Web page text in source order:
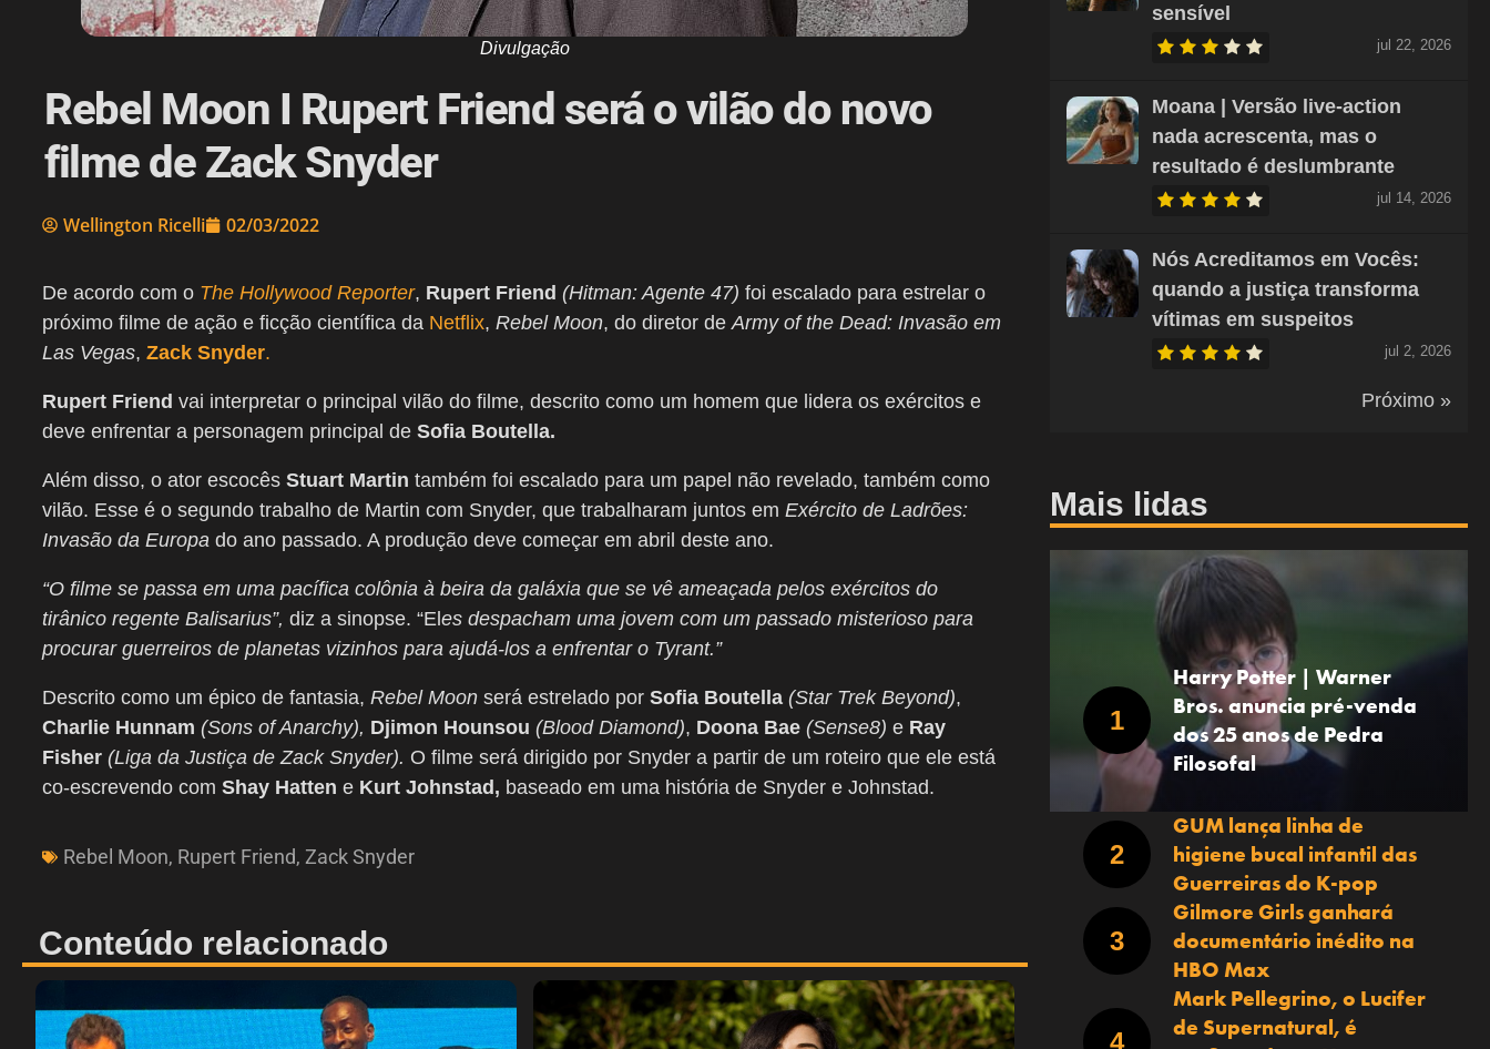
Divulgação
Rebel Moon I Rupert Friend será o vilão do novo
filme de Zack Snyder
Wellington Ricelli 02/03/2022
De acordo com o The Hollywood Reporter, Rupert Friend (Hitman: Agente 47) foi escalado para estrelar o
próximo filme de ação e ficção científica da Netflix, Rebel Moon, do diretor deArmy of the Dead: Invasão em
Las Vegas, Zack Snyder.
Rupert Friend vai interpretar o principal vilão do filme, descrito como um homem que lidera os exércitos e
deve enfrentar a personagem principal de Sofia Boutella.
Além disso, o ator escocês Stuart Martin também foi escalado para um papel não revelado, também como
vilão. Esse é o segundo trabalho de Martin com Snyder, que trabalharam juntos em Exército de Ladrões:
Invasão da Europa do ano passado. A produção deve começar em abril deste ano.
“O filme se passa em uma pacífica colônia à beira da galáxia que se vê ameaçada pelos exércitos do
tirânico regente Balisarius”, diz a sinopse. “El es despacham uma jovem com um passado misterioso para
procurar guerreiros de planetas vizinhos para ajudá-los a enfrentar o Tyrant.”
Descrito como um épico de fantasia, Rebel Moon será estrelado por Sofia Boutella (Star Trek Beyond),
Charlie Hunnam (Sons of Anarchy), Djimon Hounsou (Blood Diamond), Doona Bae (Sense8) e Ray
Fisher (Liga da Justiça de Zack Snyder). O filme será dirigido por Snyder a partir de um roteiro que ele está
co-escrevendo com Shay Hatten e Kurt Johnstad, baseado em uma história de Snyder e Johnstad.
Rebel Moon, Rupert Friend, Zack Snyder
Conteúdo relacionado
sensível
jul 22, 2026
Moana | Versão live-action
nada acrescenta, mas o
resultado é deslumbrante
jul 14, 2026
Nós Acreditamos em Vocês:
quando a justiça transforma
vítimas em suspeitos
jul 2, 2026
Próximo »
Mais lidas
Harry Potter | Warner
Bros. anuncia pré-venda
dos 25 anos de Pedra
Filosofal
GUM lança linha de
higiene bucal infantil das
Guerreiras do K-pop
Gilmore Girls ganhará
documentário inédito na
HBO Max
Mark Pellegrino, o Lucifer
de Supernatural, é